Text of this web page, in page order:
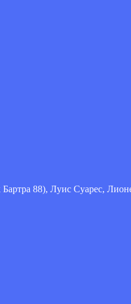
88), Луис Суарес,